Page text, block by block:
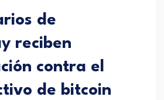
de
reciben
contra el
de bitcoin